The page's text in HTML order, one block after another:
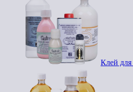
Клей для